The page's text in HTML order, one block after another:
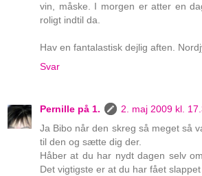
vin, måske. I morgen er atter en
roligt indtil da.
Hav en fantalastisk dejlig aften.
Svar
Pernille på 1.
2. maj 2009 kl.
Ja Bibo når den skreg så meget så
til den og sætte dig der.
Håber at du har nydt dagen selv
Det vigtigste er at du har fået slappet